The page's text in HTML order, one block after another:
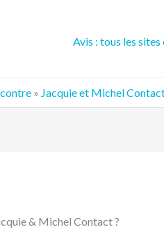
Avis : tous les
» Jacquie et Michel
& Michel Contact ?